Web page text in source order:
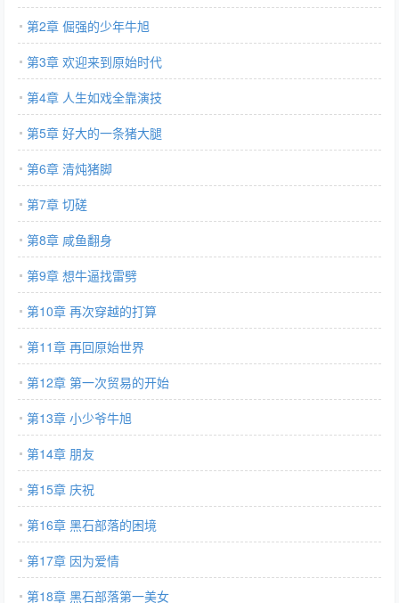
第2章 倔强的少年牛旭
第3章 欢迎来到原始时代
第4章 人生如戏全靠演技
第5章 好大的一条猪大腿
第6章 清炖猪脚
第7章 切磋
第8章 咸鱼翻身
第9章 想牛逼找雷劈
第10章 再次穿越的打算
第11章 再回原始世界
第12章 第一次贸易的开始
第13章 小少爷牛旭
第14章 朋友
第15章 庆祝
第16章 黑石部落的困境
第17章 因为爱情
第18章 黑石部落第一美女